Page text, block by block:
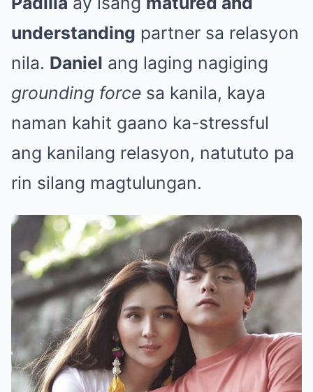
understanding partner sa relasyon
nila. Daniel ang laging nagiging
grounding force sa kanila, kaya
naman kahit gaano ka-stressful
ang kanilang relasyon, natututo pa
rin silang magtulungan.